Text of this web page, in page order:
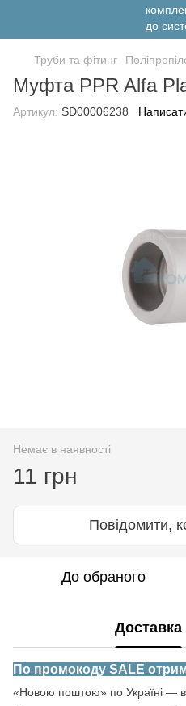
Труби та фітинг
Муфта PPR Alfa
Артикул: SD00006238
Немає в наявності
11 грн
Повідомити,
До обраного
Доставка
По промокоду SALE
«Новою поштою» по Україні —